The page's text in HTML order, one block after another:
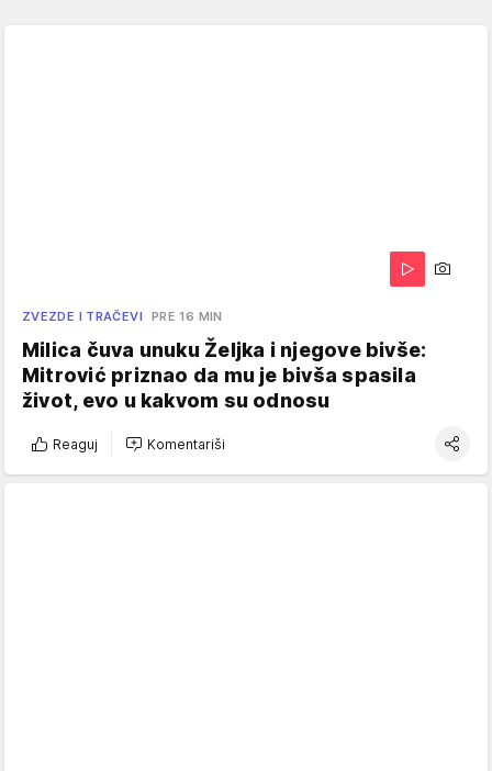
ZVEZDE I TRAČEVI PRE 16 MIN
Milica čuva unuku Željka i njegove bivše:
Mitrović priznao da mu je bivša spasila
život, evo u kakvom su odnosu
Reaguj Komentariši